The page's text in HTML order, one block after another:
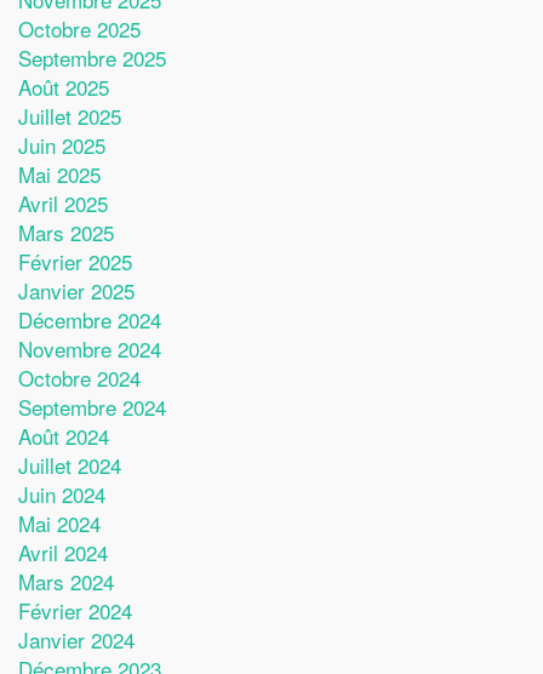
Octobre 2025
Septembre 2025
Août 2025
Juillet 2025
Juin 2025
Mai 2025
Avril 2025
Mars 2025
Février 2025
Janvier 2025
Décembre 2024
Novembre 2024
Octobre 2024
Septembre 2024
Août 2024
Juillet 2024
Juin 2024
Mai 2024
Avril 2024
Mars 2024
Février 2024
Janvier 2024